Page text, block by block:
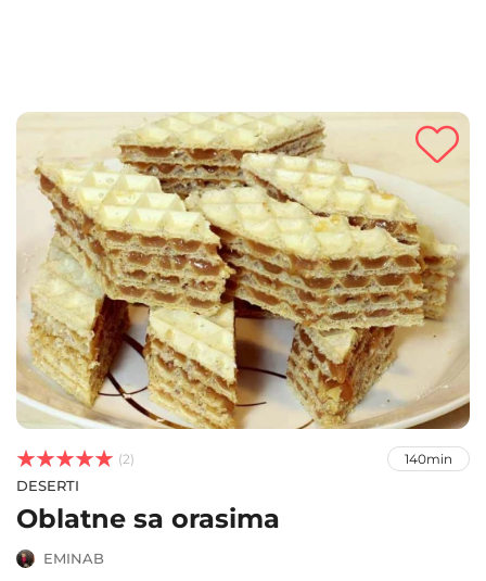


 (2) 140min
DESERTI
Oblatne sa orasima
EMINAB